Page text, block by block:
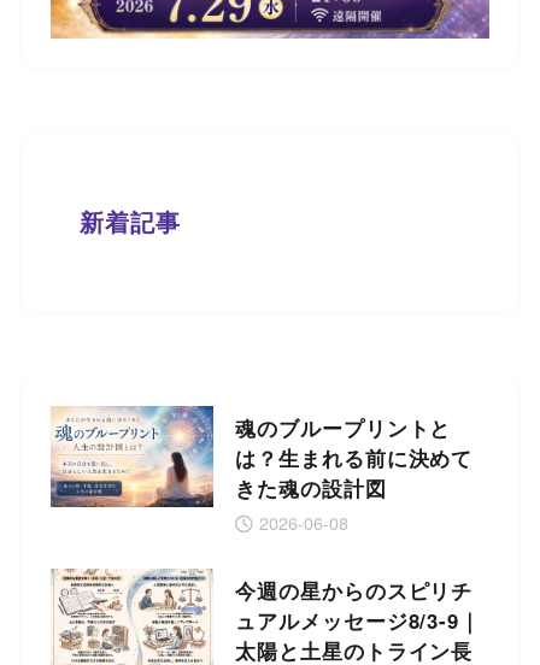
新着記事
魂のブループリントと
は？生まれる前に決めて
きた魂の設計図
2026-06-08
今週の星からのスピリチ
ュアルメッセージ8/3-9｜
太陽と土星のトライン長